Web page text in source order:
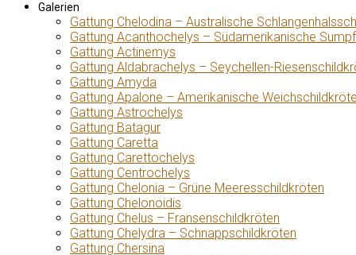
Galerien
Gattung Chelodina – Australische
Gattung Acanthochelys – Südamerikanische
Gattung Actinemys
Gattung Aldabrachelys – Seychellen-
Gattung Amyda
Gattung Apalone – Amerikanische
Gattung Astrochelys
Gattung Batagur
Gattung Caretta
Gattung Carettochelys
Gattung Centrochelys
Gattung Chelonia – Grüne Meeresschildkröten
Gattung Chelonoidis
Gattung Chelus – Fransenschildkröten
Gattung Chelydra – Schnappschildkröten
Gattung Chersina